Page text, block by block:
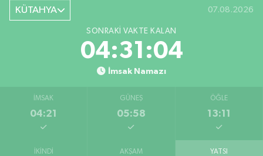
KÜTAHYA 07.08.2026
SONRAKI VAKTE KALAN
04:31:04
İmsak Namazı
İMSAK
04:21
GÜNEŞ
05:58
ÖĞLE
13:11
İKINDI AKŞAM YATSI